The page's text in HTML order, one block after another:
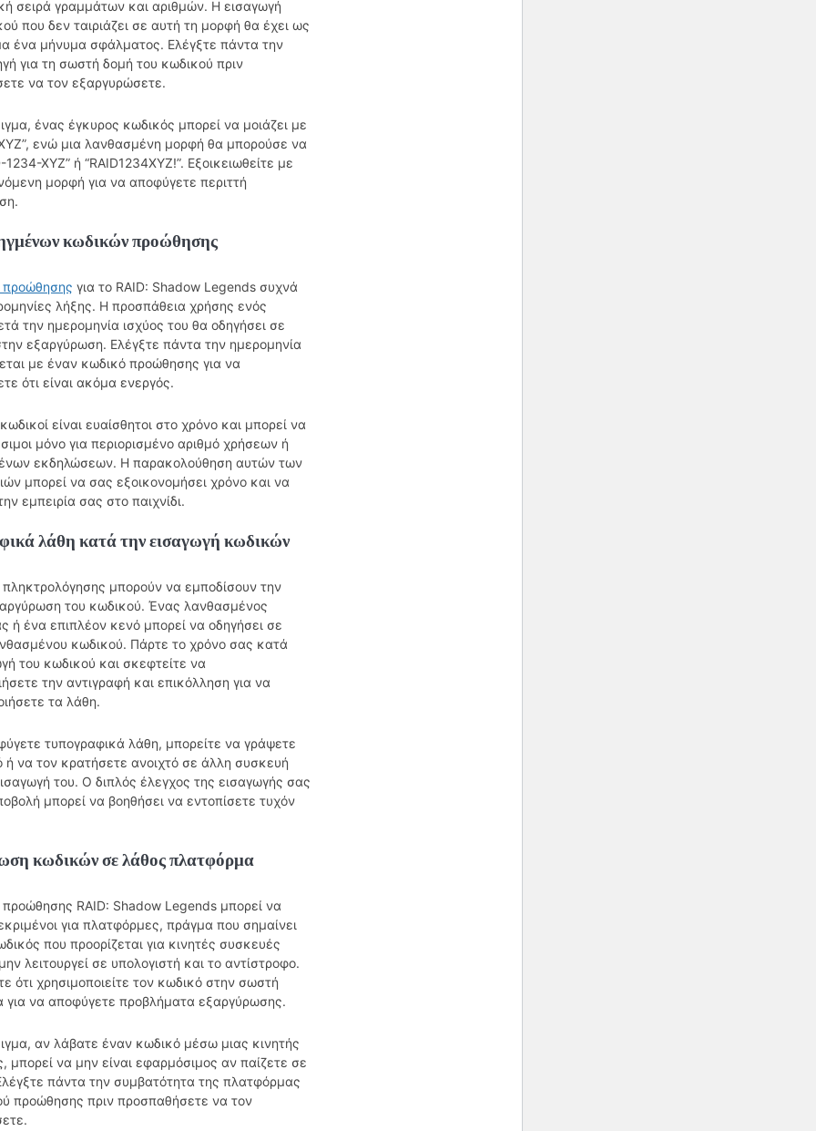
σειρά γραμμάτων και αριθμών. Η εισαγωγή
που δεν ταιριάζει σε αυτή τη μορφή θα έχει ως
ένα μήνυμα σφάλματος. Ελέγξτε πάντα την
για τη σωστή δομή του κωδικού πριν
να τον εξαργυρώσετε.
ένας έγκυρος κωδικός μπορεί να μοιάζει με
ενώ μια λανθασμένη μορφή θα μπορούσε να
1234-XYZ” ή “RAID1234XYZ!”. Εξοικειωθείτε με
μορφή για να αποφύγετε περιττή
κωδικών προώθησης
προώθησης για το RAID: Shadow Legends συχνά
λήξης. Η προσπάθεια χρήσης ενός
την ημερομηνία ισχύος του θα οδηγήσει σε
εξαργύρωση. Ελέγξτε πάντα την ημερομηνία
με έναν κωδικό προώθησης για να
ότι είναι ακόμα ενεργός.
είναι ευαίσθητοι στο χρόνο και μπορεί να
μόνο για περιορισμένο αριθμό χρήσεων ή
εκδηλώσεων. Η παρακολούθηση αυτών των
μπορεί να σας εξοικονομήσει χρόνο και να
εμπειρία σας στο παιχνίδι.
λάθη κατά την εισαγωγή κωδικών
μπορούν να εμποδίσουν την
του κωδικού. Ένας λανθασμένος
ή ένα επιπλέον κενό μπορεί να οδηγήσει σε
κωδικού. Πάρτε το χρόνο σας κατά
του κωδικού και σκεφτείτε να
την αντιγραφή και επικόλληση για να
τα λάθη.
τυπογραφικά λάθη, μπορείτε να γράψετε
ή να τον κρατήσετε ανοιχτό σε άλλη συσκευή
του. Ο διπλός έλεγχος της εισαγωγής σας
μπορεί να βοηθήσει να εντοπίσετε τυχόν
κωδικών σε λάθος πλατφόρμα
προώθησης RAID: Shadow Legends μπορεί να
για πλατφόρμες, πράγμα που σημαίνει
που προορίζεται για κινητές συσκευές
λειτουργεί σε υπολογιστή και το αντίστροφο.
ότι χρησιμοποιείτε τον κωδικό στην σωστή
για να αποφύγετε προβλήματα εξαργύρωσης.
αν λάβατε έναν κωδικό μέσω μιας κινητής
μπορεί να μην είναι εφαρμόσιμος αν παίζετε σε
πάντα την συμβατότητα της πλατφόρμας
προώθησης πριν προσπαθήσετε να τον